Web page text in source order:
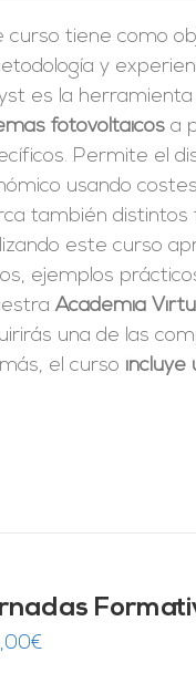
curso tiene como
y
es la
fotovoltaicos a
Permite el
usando
también
este curso
ejemplos
Academia
una de las
el curso incluye
€